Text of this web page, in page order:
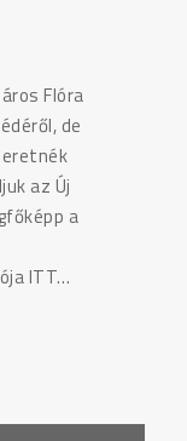
Flóra
de
az Új
a
ITT…